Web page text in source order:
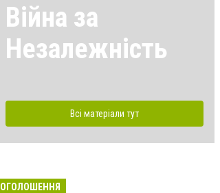
Війна за
Незалежність
Всі матеріали тут
ОГОЛОШЕННЯ